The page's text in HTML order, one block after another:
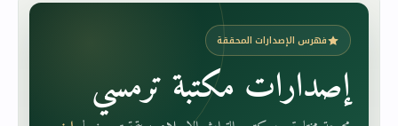
فهرس الإصدارات المحققة
إصدارات مكتبة ترمسي